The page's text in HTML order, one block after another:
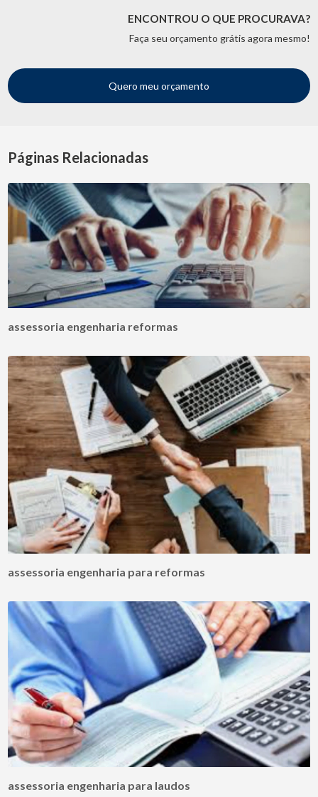
ENCONTROU O QUE PROCURAVA?
Faça seu orçamento grátis agora mesmo!
Quero meu orçamento
Páginas Relacionadas
assessoria engenharia reformas
assessoria engenharia para reformas
assessoria engenharia para laudos